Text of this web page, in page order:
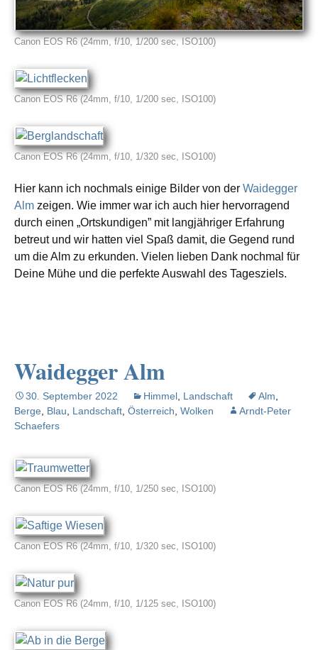
Canon EOS R6 (24mm, f/10, 1/200 sec, ISO100)
Canon EOS R6 (24mm, f/10, 1/200 sec, ISO100)
Canon EOS R6 (24mm, f/10, 1/320 sec, ISO100)
Hier kann ich nochmals einige Bilder von der Waidegger
Alm zeigen. Wie immer war ich auch hier hervor­ra­gend
durch einen „Ortskundigen” mit langjäh­ri­ger Erfahrung
betreut und wir hatten viel Spaß damit, die Gegend rund
um die Alm zu erkun­den. Vielen lieben Dank nochmal für
Deine Mühe und die perfek­te Auswahl des Tagesziels.
Waidegger Alm
30. September 2022 Himmel Landschaft Alm
Berge
Blau Landschaft Österreich Wolken
Arndt-Peter
Schaefers
Canon EOS R6 (24mm, f/10, 1/250 sec, ISO100)
Canon EOS R6 (24mm, f/10, 1/320 sec, ISO100)
Canon EOS R6 (24mm, f/10, 1/125 sec, ISO100)